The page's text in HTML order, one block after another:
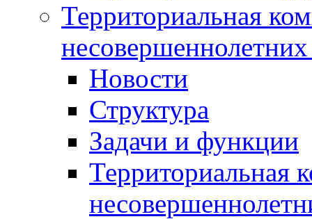
Территориальная
Новости
Структура
Задачи и функции
Территориальная